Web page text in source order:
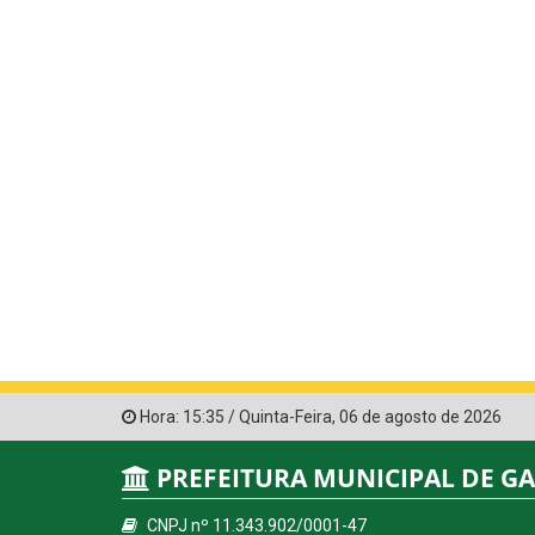
Hora: 15:35 /Quinta-Feira, 06 de agosto de 2026
PREFEITURA MUNICIPAL DE
CNPJ nº 11.343.902/0001-47